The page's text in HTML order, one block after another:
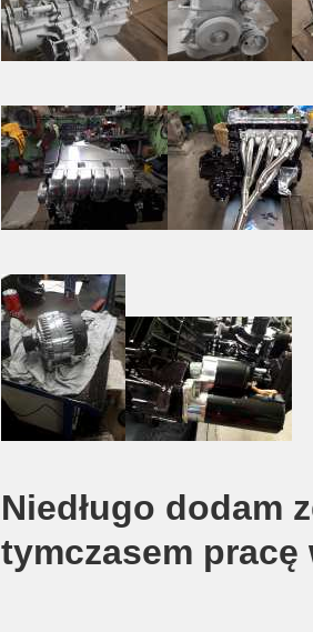
Niedługo dodam
tymczasem